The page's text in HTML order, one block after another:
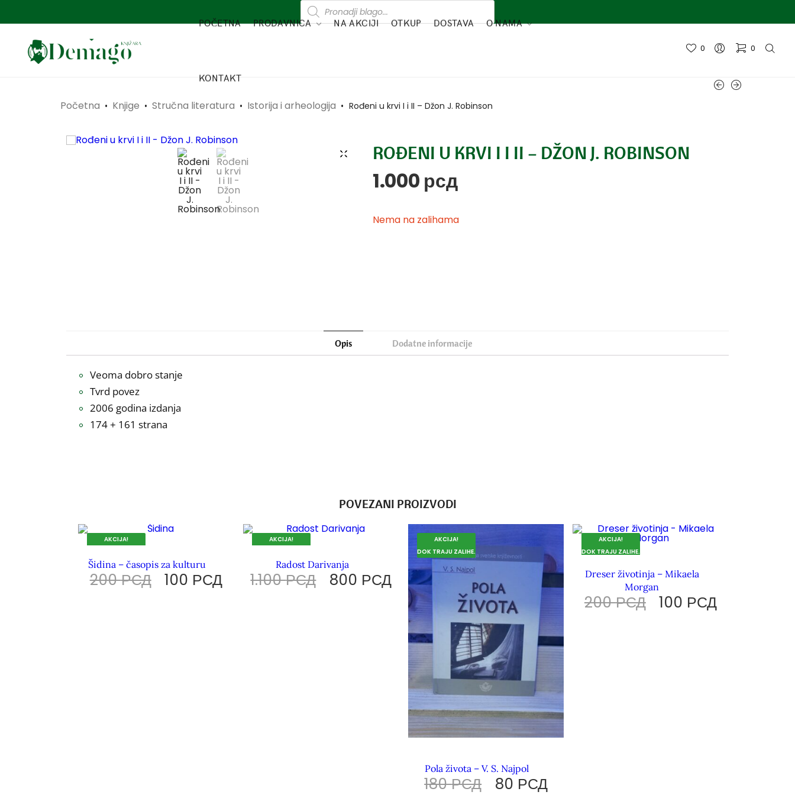
POČETNA PRODAVNICA NA AKCIJI OTKUP DOSTAVA O NAMA
KONTAKT
0 0
Početna • Knjige • Stručna literatura • Istorija i arheologija • Rođeni u krvi I i II – Džon J. Robinson
ROĐENI U KRVI I I II – DŽON J. ROBINSON
1.000 рсд
Nema na zalihama
Opis Dodatne informacije
Veoma dobro stanje
Tvrd povez
2006 godina izdanja
174 + 161 strana
POVEZANI PROIZVODI
AKCIJA!
Šidina – časopis za kulturu
200РСД 100 РСД
AKCIJA!
Radost Darivanja
1.100РСД 800 РСД
AKCIJA!
DOK TRAJU ZALIHE.
Pola života – V. S. Najpol
180РСД 80 РСД
AKCIJA!
DOK TRAJU ZALIHE.
Dreser životinja – Mikaela
Morgan
200РСД 100 РСД